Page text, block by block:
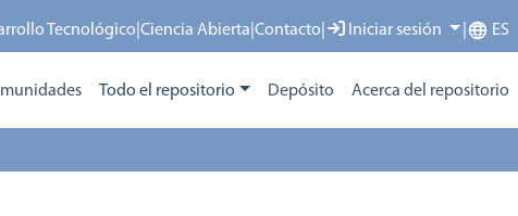
Tecnológico |Ciencia Abierta |Contacto Iniciar sesión ES
Todo el repositorio Depósito Acerca del repositorio